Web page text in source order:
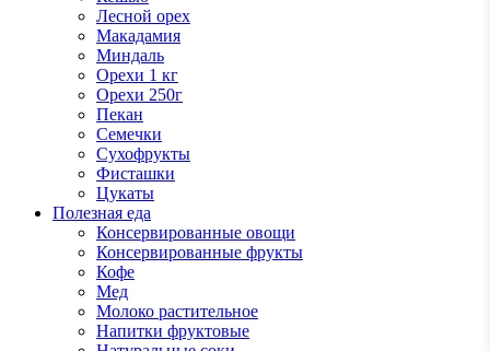
Лесной орех
Макадамия
Миндаль
Орехи 1 кг
Орехи 250г
Пекан
Семечки
Сухофрукты
Фисташки
Цукаты
Полезная еда
Консервированные овощи
Консервированные фрукты
Кофе
Мед
Молоко растительное
Напитки фруктовые